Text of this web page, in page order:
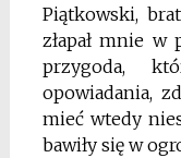
Piątkowski,
złapał mnie
przygoda,
opowiadania,
mieć wtedy
bawiły się w